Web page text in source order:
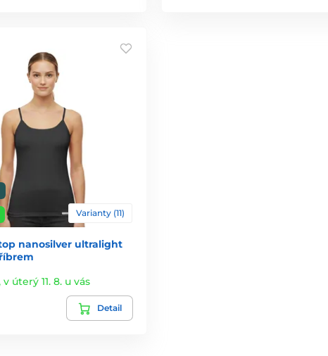
Varianty (11)
nanosilver ultralight
v úterý 11. 8. u vás
Detail